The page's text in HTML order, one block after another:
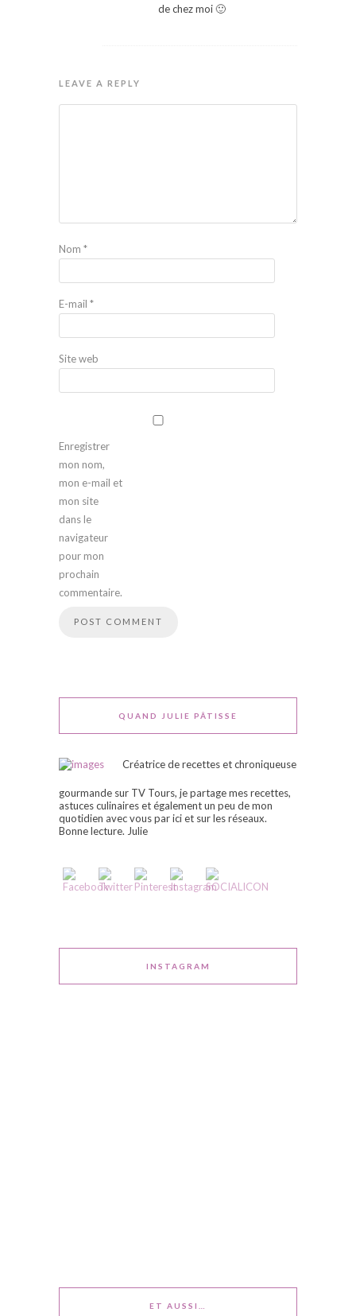
de chez moi 🙂
LEAVE A REPLY
Nom *
E-mail *
Site web
Enregistrer
mon nom,
mon e-mail et
mon site
dans le
navigateur
pour mon
prochain
commentaire.
QUAND JULIE PÂTISSE
Créatrice de recettes et chroniqueuse
gourmande sur TV Tours, je partage mes recettes,
astuces culinaires et également un peu de mon
quotidien avec vous par ici et sur les réseaux.
Bonne lecture. Julie
INSTAGRAM
ET AUSSI…